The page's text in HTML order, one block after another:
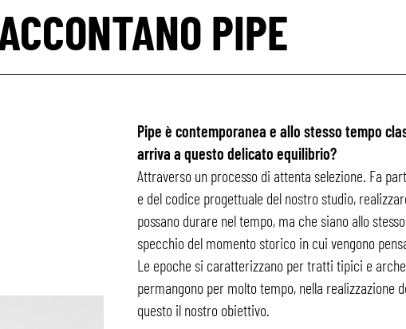
PIPE
Pipe è contemporanea e allo stesso tempo
arriva a questo delicato equilibrio?
Attraverso un processo di attenta selezione. Fa
e del codice progettuale del nostro studio,
possano durare nel tempo, ma che siano allo
specchio del momento storico in cui vengono
Le epoche si caratterizzano per tratti tipici e
permangono per molto tempo, nella realizzazione
questo il nostro obiettivo.